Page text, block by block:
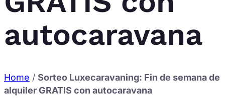
autocaravana
Home / Sorteo Luxecaravaning: Fin de semana de
alquiler GRATIS con autocaravana